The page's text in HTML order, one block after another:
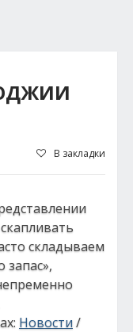
В закладки
складываем
запас»,
Новости/